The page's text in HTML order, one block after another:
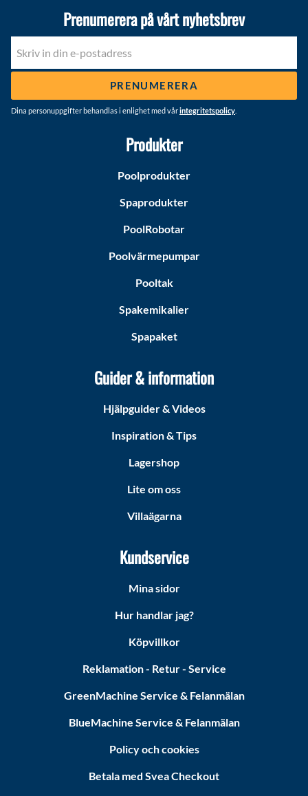
Prenumerera på vårt nyhetsbrev
PRENUMERERA
Dina personuppgifter behandlas i enlighet med vårintegritetspolicy
Produkter
Poolprodukter
Spaprodukter
PoolRobotar
Poolvärmepumpar
Pooltak
Spakemikalier
Spapaket
Guider & information
Hjälpguider & Videos
Inspiration & Tips
Lagershop
Lite om oss
Villaägarna
Kundservice
Mina sidor
Hur handlar jag?
Köpvillkor
Reklamation - Retur - Service
GreenMachine Service & Felanmälan
BlueMachine Service & Felanmälan
Policy och cookies
Betala med Svea Checkout